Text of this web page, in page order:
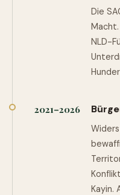
Die
Macht.
NLD-
2021–2026
Kayin.